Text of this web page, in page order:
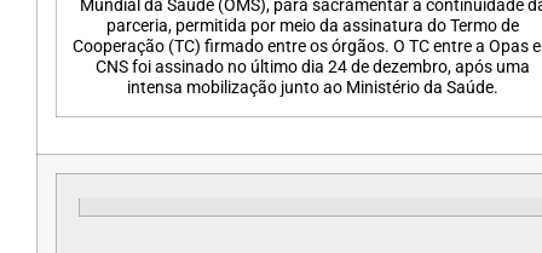
Mundial da Saúde (OMS), para sacramentar a continuidade
parceria, permitida por meio da assinatura do Termo de
Cooperação (TC) firmado entre os órgãos. O TC entre a Opas
CNS foi assinado no último dia 24 de dezembro, após uma
intensa mobilização junto ao Ministério da Saúde.